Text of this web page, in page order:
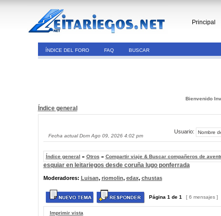
Principal
ÍNDICE DEL FORO FAQ BUSCAR
Bienvenido
Índice general
Fecha actual Dom Ago 09, 2026 4:02 pm
Usuario:
Índice general » Otros » Compartir viaje & Buscar compañeros de
esquiar en leitariegos desde coruña lugo ponferrada
Moderadores: Luisan, riomolin, edax, chustas
Página 1 de 1 [ 6 mensajes ]
Imprimir vista